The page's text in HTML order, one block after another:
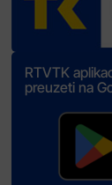
RTVTK
preuzeti na